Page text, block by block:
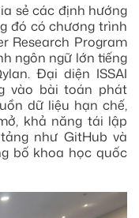
sẻ các định hướng
đó có chương trình
Research Program
ngôn ngữ lớn tiếng
Đại diện ISSAI
vào bài toán phát
dữ liệu hạn chế,
khả năng tái lập
như GitHub và
bố khoa học quốc